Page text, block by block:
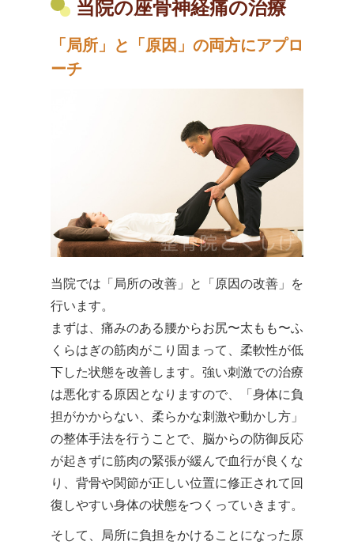
当院の座骨神経痛の治療
「局所」と「原因」の両方にアプロ
ーチ
当院では「局所の改善」と「原因の改善」を
行います。
まずは、痛みのある腰からお尻〜太もも〜ふ
くらはぎの筋肉がこり固まって、柔軟性が低
下した状態を改善します。強い刺激での治療
は悪化する原因となりますので、「身体に負
担がかからない、柔らかな刺激や動かし方」
の整体手法を行うことで、脳からの防御反応
が起きずに筋肉の緊張が緩んで血行が良くな
り、背骨や関節が正しい位置に修正されて回
復しやすい身体の状態をつくっていきます。
そして、局所に負担をかけることになった原